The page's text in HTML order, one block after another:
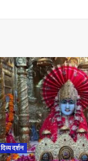
दिव्य दर्शन